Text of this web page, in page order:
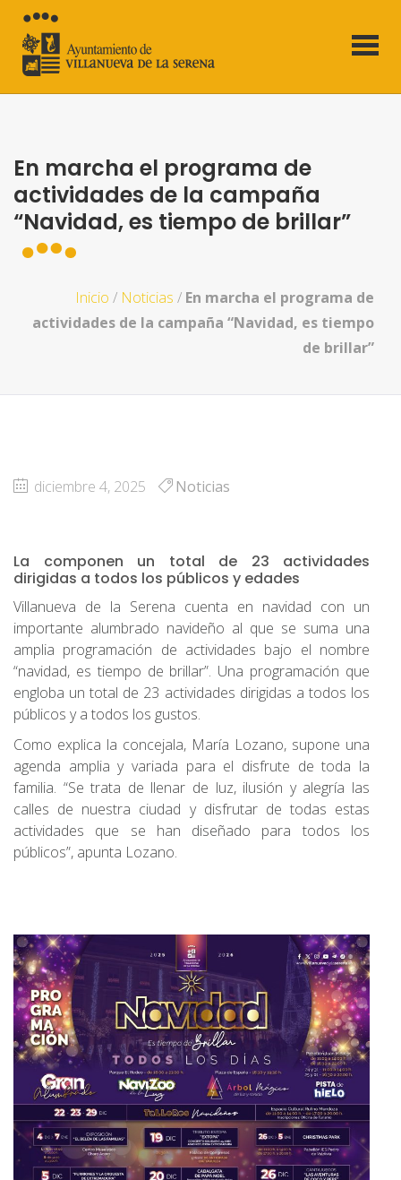
En marcha el programa de
actividades de la campaña
“Navidad, es tiempo de brillar”
Inicio / Noticias / En marcha el programa de
actividades de la campaña “Navidad, es tiempo
de brillar”
diciembre 4, 2025 Noticias
La componen un total de 23 actividades
dirigidas a todos los públicos y edades
Villanueva de la Serena cuenta en navidad con un
importante alumbrado navideño al que se suma una
amplia programación de actividades bajo el nombre
“navidad, es tiempo de brillar”. Una programación que
engloba un total de 23 actividades dirigidas a todos los
públicos y a todos los gustos.
Como explica la concejala, María Lozano, supone una
agenda amplia y variada para el disfrute de toda la
familia. “Se trata de llenar de luz, ilusión y alegría las
calles de nuestra ciudad y disfrutar de todas estas
actividades que se han diseñado para todos los
públicos”, apunta Lozano.